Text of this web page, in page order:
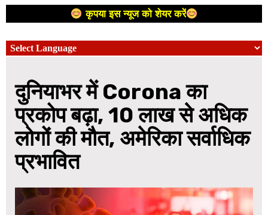
कृपया इस न्यूज को शेयर करें
दुनियाभर में Corona का
प्रकोप बढ़ा, 10 लाख से अधिक
लोगों की मौत, अमेरिका सर्वाधिक
प्रभावित